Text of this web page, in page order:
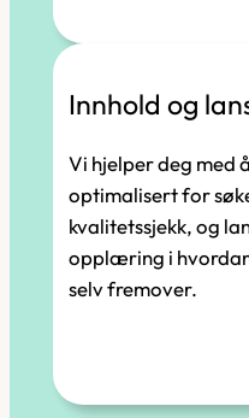
Innhold og
Vi hjelper deg med
optimalisert for
kvalitetssjekk, og
opplæring i
selv fremover.